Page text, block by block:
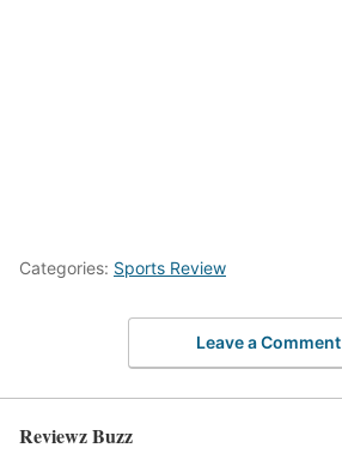
Categories: Sports Review
Leave a Comment
Reviewz Buzz